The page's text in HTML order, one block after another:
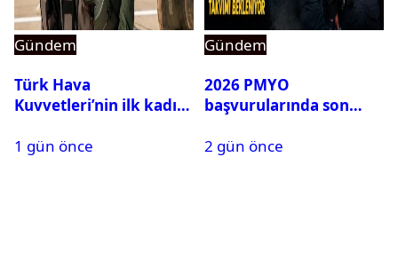
Gündem
Türk Hava
Kuvvetleri’nin ilk kadın
Karapınar hakkında
1 gün önce
Gündem
2026 PMYO
başvurularında son
2 gün önce